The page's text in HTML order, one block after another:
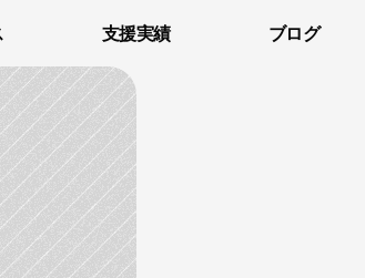
支援実績 ブログ